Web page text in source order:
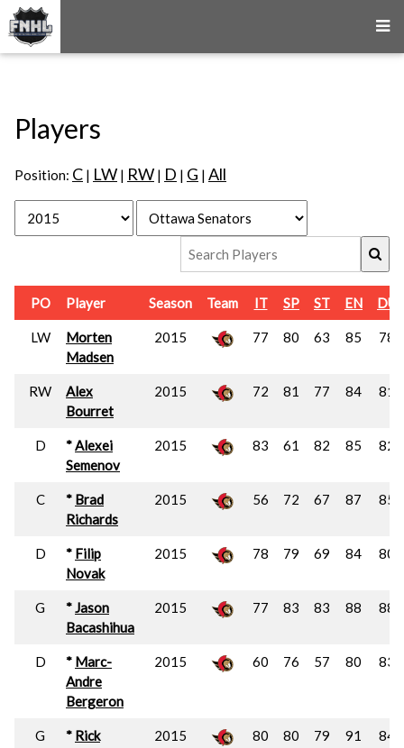
Players
Position: C | LW | RW | D | G | All
PO Player Season Team IT SP ST EN DU
LW
Morten
Madsen
2015 77 80 63 85 78
RW
Alex
Bourret
2015 72 81 77 84 81
D *Alexei
Semenov
2015 83 61 82 85 82
C * Brad
Richards
2015 56 72 67 87 85
D * Filip
Novak
2015 78 79 69 84 80
G *Jason
Bacashihua
2015 77 83 83 88 88
D * Marc-
Andre
Bergeron
2015 60 76 57 80 83
G * Rick
2015 80 80 79 91 84